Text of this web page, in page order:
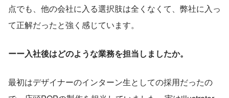
点でも、他の会社に入る選択肢は全くなくて、弊社に入っ
て正解だったと強く感じています。
ーー入社後はどのような業務を担当しましたか。
最初はデザイナーのインターン生としての採用だったの